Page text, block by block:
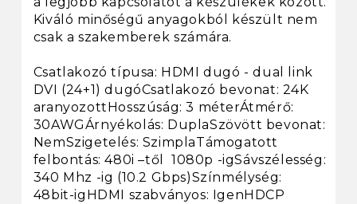
Kiváló minőségű anyagokból készült nem
csak a szakemberek számára.
Csatlakozó típusa: HDMI dugó - dual link
DVI (24+1) dugóCsatlakozó bevonat: 24K
aranyozottHosszúság: 3 méterÁtmérő:
30AWGÁrnyékolás: DuplaSzövött bevonat:
NemSzigetelés: SzimplaTámogatott
felbontás: 480i –től 1080p -igSávszélesség:
340 Mhz -ig (10.2 Gbps)Színmélység:
48bit-igHDMI szabványos: IgenHDCP